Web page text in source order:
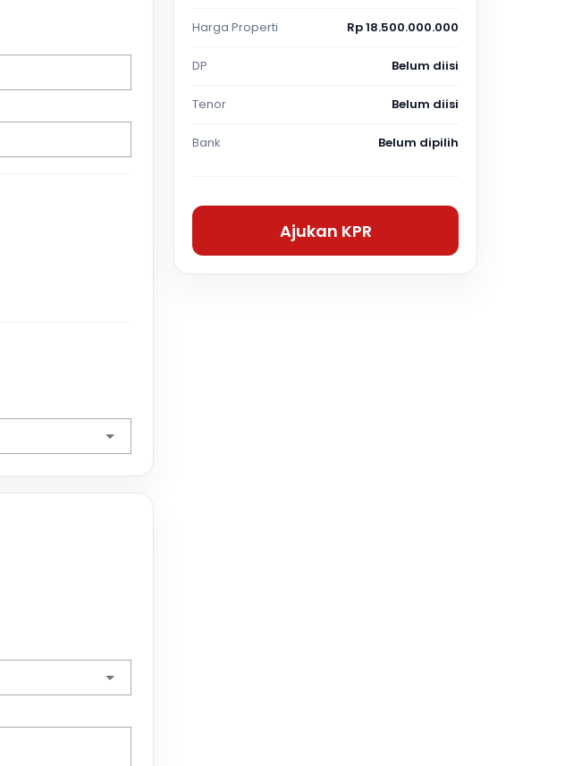
Harga Properti Rp 18.500.000.000
DP Belum diisi
Tenor Belum diisi
Bank Belum dipilih
Ajukan KPR